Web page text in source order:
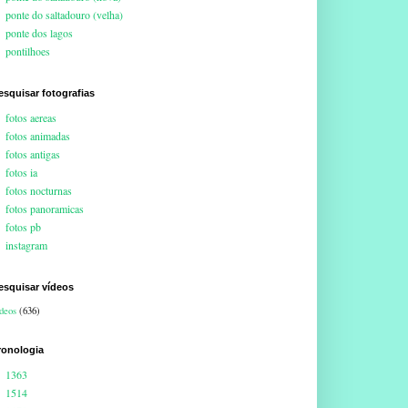
ponte do saltadouro (velha)
ponte dos lagos
pontilhoes
fotografias
fotos aereas
fotos animadas
fotos antigas
fotos ia
fotos nocturnas
fotos panoramicas
fotos pb
instagram
vídeos
(636)
1363
1514